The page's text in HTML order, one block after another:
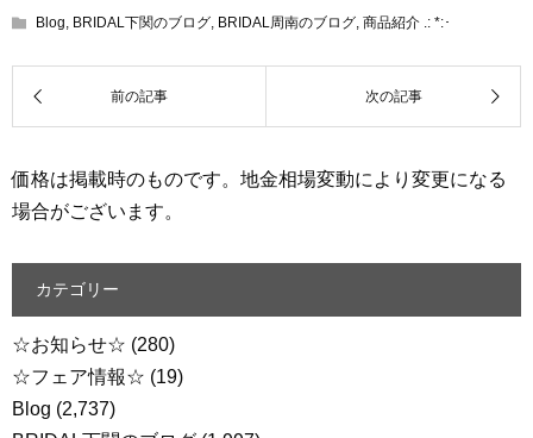
Blog, BRIDAL下関のブログ, BRIDAL周南のブログ, 商品紹介 .: *:･
価格は掲載時のものです。地金相場変動により変更になる
場合がございます。
カテゴリー
☆お知らせ☆ (280)
☆フェア情報☆ (19)
Blog (2,737)